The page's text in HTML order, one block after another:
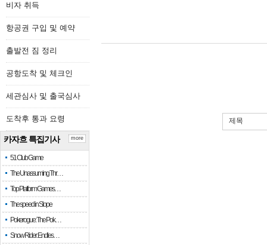
비자 취득
항공권 구입 및 예약
출발전 짐 정리
공항도착 및 체크인
세관심사 및 출국심사
도착후 통과 요령
카자흐 특집기사
51 Club Game
The Unassuming Thr…
Top Platform Games…
The speed in Slope
Pokerogue: The Pok…
Snow Rider: Endles…
more
제목